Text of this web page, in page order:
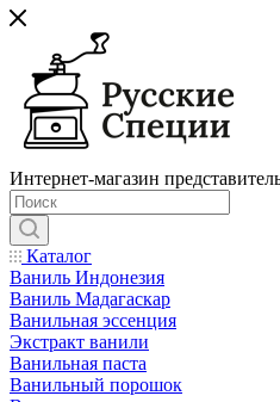
Интернет-магазин
Каталог
Ваниль Индонезия
Ваниль Мадагаскар
Ванильная эссенция
Экстракт ванили
Ванильная паста
Ванильный порошок